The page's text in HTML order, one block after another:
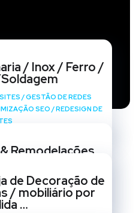
/ Inox / Ferro /
/GESTÃO DE REDES
SEO /REDESIGN DE
Remodelações
SEO/ REDESIGN DE
de Decoração de
/ mobiliário por
…